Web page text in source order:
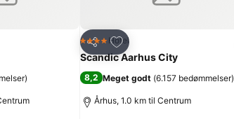
)
Del
Føj til favoritter
4 StjernerHotel
Scandic Aarhus City
8,2 Meget godt (6.157 bedømmelser)
Århus, 1.0 km til Centrum